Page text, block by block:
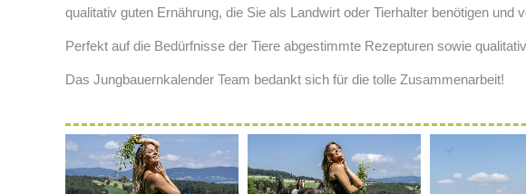
qualitativ guten Ernährung, die Sie als Landwirt oder Tierhalter benötigen und
Perfekt auf die Bedürfnisse der Tiere abgestimmte Rezepturen sowie
Das Jungbauernkalender Team bedankt sich für die tolle Zusammenarbeit!